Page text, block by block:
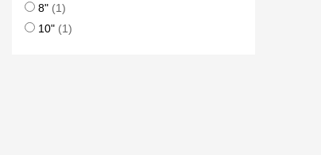
8" (1)
10" (1)